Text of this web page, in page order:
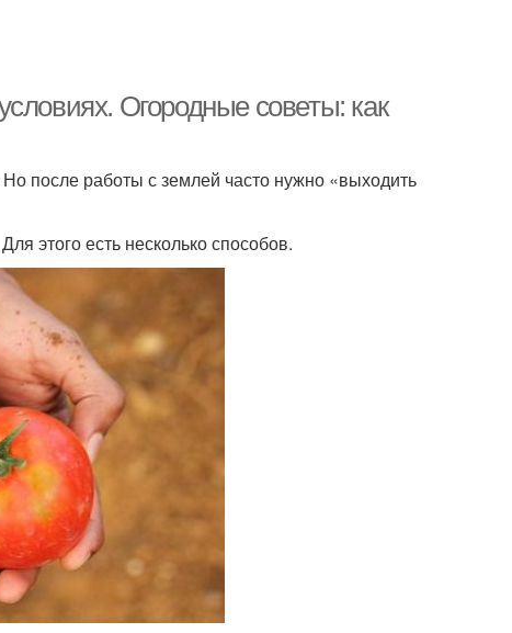
Огородные советы: как
после работы с землей часто нужно «выходить
этого есть несколько способов.